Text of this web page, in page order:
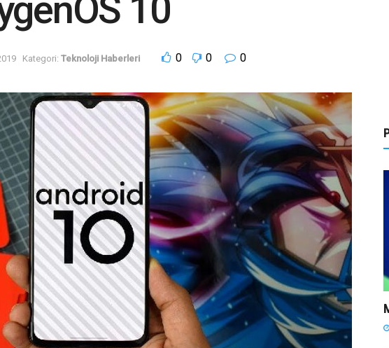
10
Kategori: Teknoloji Haberleri 0 0 0